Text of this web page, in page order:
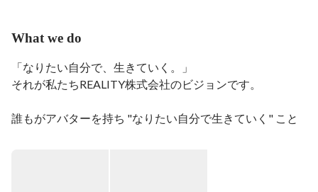
What we do
「なりたい自分で、生きていく。」
それが私たちREALITY株式会社のビジョンです。
誰もがアバターを持ち "なりたい自分で生きていく" こと